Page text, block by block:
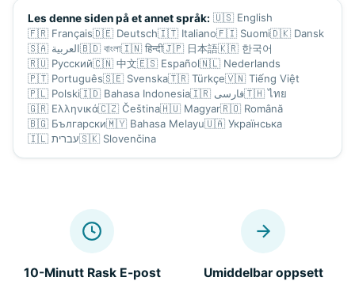
Les denne siden på et annet språk: 🇺🇸 English
🇫🇷 Français🇩🇪 Deutsch🇮🇹 Italiano🇫🇮 Suomi🇩🇰 Dansk
🇸🇦 العربية🇧🇩 বাংলা🇮🇳 हिन्दी🇯🇵 日本語🇰🇷 한국어
🇷🇺 Русский🇨🇳 中文🇪🇸 Español🇳🇱 Nederlands
🇵🇹 Português🇸🇪 Svenska🇹🇷 Türkçe🇻🇳 Tiếng Việt
🇵🇱 Polski🇮🇩 Bahasa Indonesia🇮🇷 فارسی🇹🇭ไทย
🇬🇷 Ελληνικά🇨🇿 Čeština🇭🇺 Magyar🇷🇴 Română
🇧🇬 Български🇲🇾 Bahasa Melayu🇺🇦 Українська
🇮🇱 עברית🇸🇰 Slovenčina
10-Minutt Rask E-post Umiddelbar oppsett